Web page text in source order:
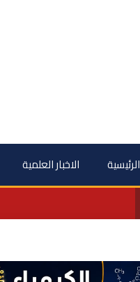
الاخبار العلمية الرئيسية